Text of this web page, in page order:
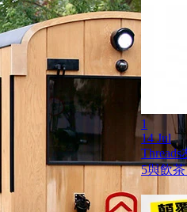
1
14 Jul
5與飲